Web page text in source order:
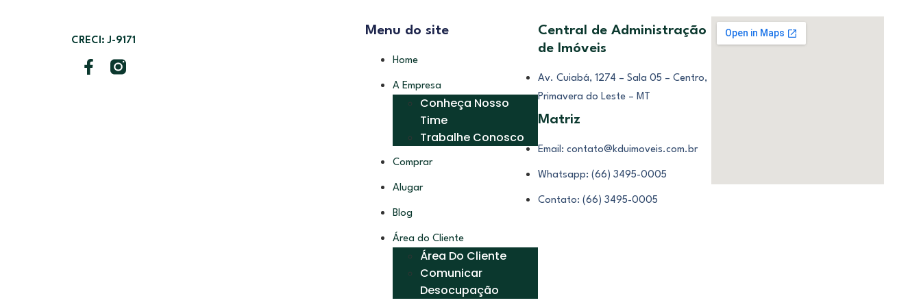
CRECI: J-9171
Menu do site
Home
A Empresa
Conheça Nosso
Time
Trabalhe Conosco
Comprar
Alugar
Blog
Área do Cliente
Área Do Cliente
Comunicar
Desocupação
Central de Administração
de Imóveis
Av. Cuiabá, 1274 – Sala 05 – Centro,
Primavera do Leste – MT
Matriz
Email: contato@kduimoveis.com.br
Whatsapp: (66) 3495-0005
Contato: (66) 3495-0005